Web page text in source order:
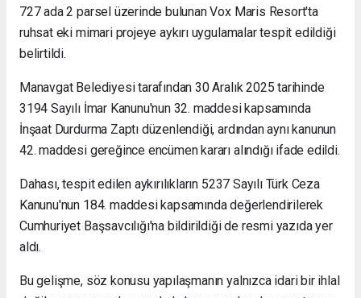
727 ada 2 parsel üzerinde bulunan Vox Maris Resort'ta
ruhsat eki mimari projeye aykırı uygulamalar tespit edildiği
belirtildi.
Manavgat Belediyesi tarafından 30 Aralık 2025 tarihinde
3194 Sayılı İmar Kanunu'nun 32. maddesi kapsamında
İnşaat Durdurma Zaptı düzenlendiği, ardından aynı kanunun
42. maddesi gereğince encümen kararı alındığı ifade edildi.
Dahası, tespit edilen aykırılıkların 5237 Sayılı Türk Ceza
Kanunu'nun 184. maddesi kapsamında değerlendirilerek
Cumhuriyet Başsavcılığı'na bildirildiği de resmi yazıda yer
aldı.
Bu gelişme, söz konusu yapılaşmanın yalnızca idari bir ihlal